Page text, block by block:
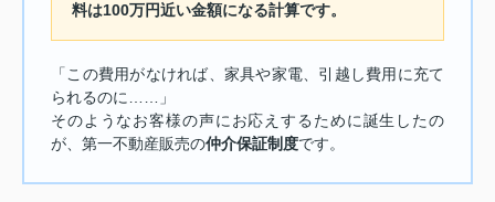
料は100万円近い金額になる計算です。
「この費用がなければ、家具や家電、引越し費用に充て
られるのに……」
そのようなお客様の声にお応えするために誕生したの
が、第一不動産販売の仲介保証制度です。